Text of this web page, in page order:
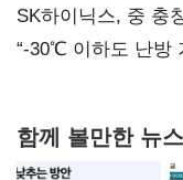
불만 확산
SK하이닉스, 중 충
없어”
“-30℃ 이하도 난방
함께 볼만한 뉴스